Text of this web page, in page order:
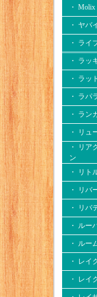
・
・ ヤバ
・ ライ
・ ラッ
・ ラッ
・ ラパ
・ ラン
・ リュ
・ リア
ン
・ リト
・ リバ
・ リバ
・ ルー
・ ルー
・ レイ
・ レイ